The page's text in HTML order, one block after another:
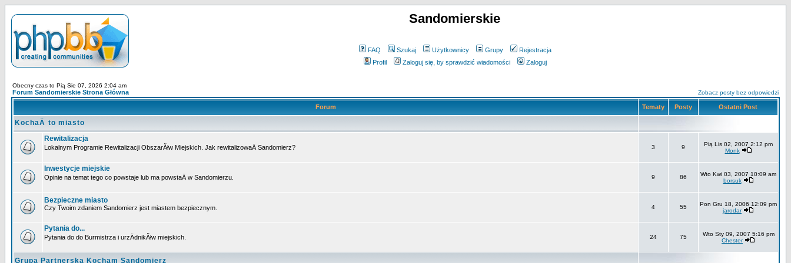
Sandomierskie
FAQ Szukaj Użytkownicy Grupy
Rejestracja
Profil
Zaloguj się, by sprawdzić wiadomości Zaloguj
Obecny czas to Pią Sie 07, 2026 2:04 am
Forum Sandomierskie Strona Główna Zobacz posty bez odpowiedzi
Forum Tematy Posty Ostatni Post
KochaÄ to miasto
Rewitalizacja
Lokalnym Programie Rewitalizacji ObszarĂłw Miejskich. Jak rewitalizowaÄ Sandomierz? 3 9
Pią Lis 02, 2007 2:12 pm
Monk
Inwestycje miejskie
Opinie na temat tego co powstaje lub ma powstaÄ w Sandomierzu. 9 86
Wto Kwi 03, 2007 10:09 am
borsuk
Bezpieczne miasto
Czy Twoim zdaniem Sandomierz jest miastem bezpiecznym. 4 55
Pon Gru 18, 2006 12:09 pm
jarodar
Pytania do...
Pytania do do Burmistrza i urzÄdnikĂłw miejskich. 24 75
Wto Sty 09, 2007 5:16 pm
Chester
Grupa Partnerska Kocham Sandomierz